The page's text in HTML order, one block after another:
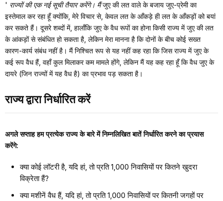
' राज्यों की एक नई सूची तैयार करेंगे। मैंजुए की लत वाले के बजाय जुए-प्रेमी का
इस्तेमाल कर रहा हूँ क्योंकि, मेरे विचार से, केवल लत के आँकड़े ही लत के आँकड़ों को बयां
कर सकते हैं। दूसरे शब्दों में, हालाँकि जुए के वैध रूपों का होना किसी राज्य में जुए की लत
के आंकड़ों से संबंधित हो सकता है, लेकिन मेरा मानना है कि दोनों के बीच कोई सख्त
कारण-कार्य संबंध नहीं है। मैं निश्चित रूप से यह नहीं कह रहा कि जिस राज्य में जुए के
कई रूप वैध हैं, वहाँ कुल मिलाकर कम मामले होंगे, लेकिन मैं यह कह रहा हूँ कि वैध जुए के
दायरे (जिन राज्यों में यह वैध है) का प्रभाव पड़ सकता है।
राज्य द्वारा निर्धारित करें
अगले सप्ताह हम प्रत्येक राज्य के बारे में निम्नलिखित बातें निर्धारित करने का प्रयास
करेंगे:
क्या कोई लॉटरी है, यदि हां, तो प्रति 1,000 निवासियों पर कितने खुदरा
विक्रेता हैं?
क्या मशीनें वैध हैं, यदि हां, तो प्रति 1,000 निवासियों पर कितनी जगहों पर